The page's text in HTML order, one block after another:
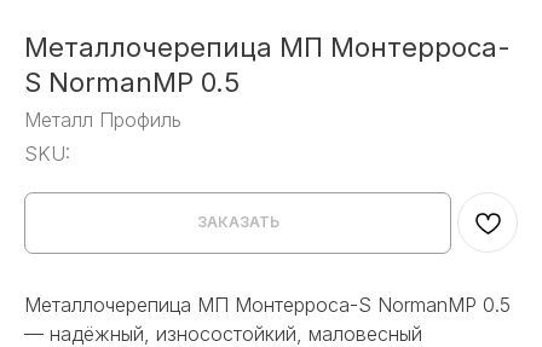
Металлочерепица МП Монтерроса-
S NormanMP 0.5
Металл Профиль
SKU:
ЗАКАЗАТЬ
Металлочерепица МП Монтерроса-S NormanMP 0.5
— надёжный, износостойкий, маловесный